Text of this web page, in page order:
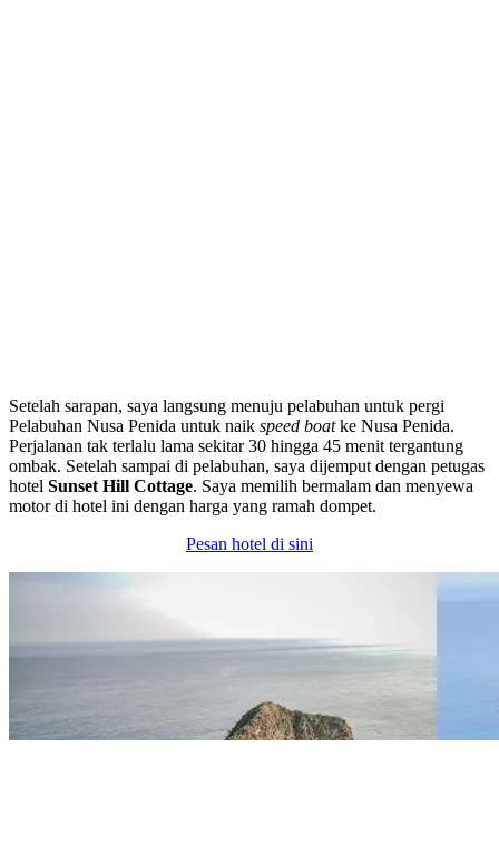
Setelah sarapan, saya langsung menuju pelabuhan untuk pergi
Pelabuhan Nusa Penida untuk naik speed boatke Nusa Penida.
Perjalanan tak terlalu lama sekitar 30 hingga 45 menit tergantung
ombak. Setelah sampai di pelabuhan, saya dijemput dengan petugas
hotel Sunset Hill Cottage. Saya memilih bermalam dan menyewa
motor di hotel ini dengan harga yang ramah dompet.
Pesan hotel di sini